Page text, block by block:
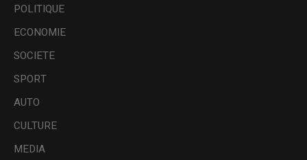
POLITIQUE
ECONOMIE
SOCIETE
SPORT
AUTO
CULTURE
MEDIA